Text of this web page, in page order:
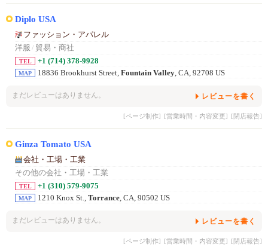
Diplo USA
ファッション・アパレル
洋服 / 貿易・商社
TEL +1 (714) 378-9928
MAP 18836 Brookhurst Street, Fountain Valley, CA, 92708 US
まだレビューはありません。 レビューを書く
[ページ制作] [営業時間・内容変更] [閉店報告]
Ginza Tomato USA
会社・工場・工業
その他の会社・工場・工業
TEL +1 (310) 579-9075
MAP 1210 Knox St., Torrance, CA, 90502 US
まだレビューはありません。 レビューを書く
[ページ制作] [営業時間・内容変更] [閉店報告]